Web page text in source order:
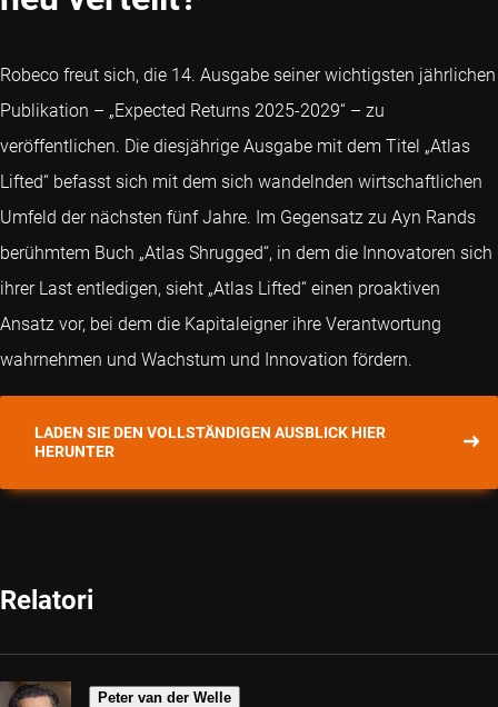
Robeco freut sich, die 14. Ausgabe seiner wichtigsten jährlichen
Publikation – „Expected Returns 2025-2029“ – zu
veröffentlichen. Die diesjährige Ausgabe mit dem Titel „Atlas
Lifted“ befasst sich mit dem sich wandelnden wirtschaftlichen
Umfeld der nächsten fünf Jahre. Im Gegensatz zu Ayn Rands
berühmtem Buch „Atlas Shrugged“, in dem die Innovatoren sich
ihrer Last entledigen, sieht „Atlas Lifted“ einen proaktiven
Ansatz vor, bei dem die Kapitaleigner ihre Verantwortung
wahrnehmen und Wachstum und Innovation fördern.
LADEN SIE DEN VOLLSTÄNDIGEN AUSBLICK HIER
HERUNTER
Relatori
Peter van der Welle